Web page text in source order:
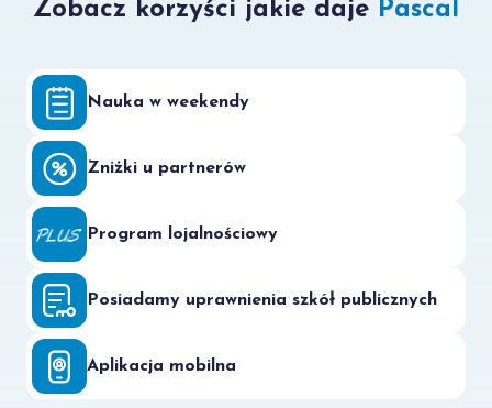
Zobacz korzyści jakie daje Pascal
Nauka w weekendy
Zniżki u partnerów
Program lojalnościowy
Posiadamy uprawnienia szkół publicznych
Aplikacja mobilna